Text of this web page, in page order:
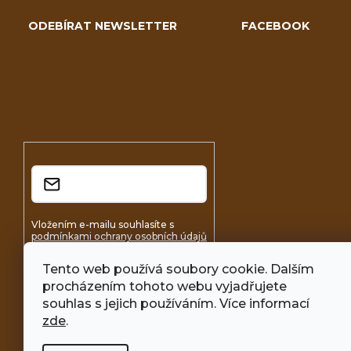
Tento web používá soubory cookie. Dalším
procházením tohoto webu vyjadřujete
souhlas s jejich používáním. Více informací
zde.
ODEBÍRAT NEWSLETTER
Vložením e-mailu souhlasíte s
podmínkami ochrany osobních údajů
Přihlásit se
FACEBOOK